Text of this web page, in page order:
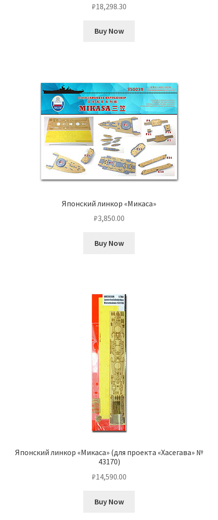
₽18,298.30
Buy Now
Японский линкор «Микаса»
₽3,850.00
Buy Now
Японский линкор «Микаса» (для проекта «Хасегава» №
43170)
₽14,590.00
Buy Now